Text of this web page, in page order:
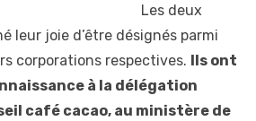
Les deux
leur joie d’être désignés parmi
corporations respectives. Ils ont
à la délégation
café cacao, au ministère de